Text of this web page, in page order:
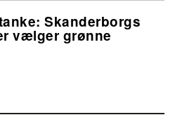
Skanderborgs
vælger grønne